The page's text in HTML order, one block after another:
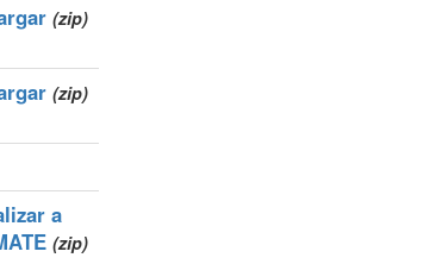
(zip)
(zip)
a
(zip)